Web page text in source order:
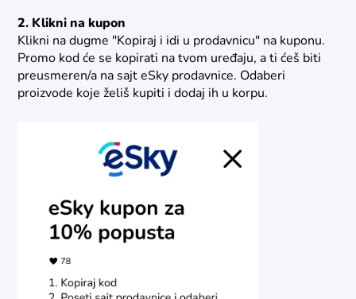
2. Klikni na kupon
Klikni na dugme "Kopiraj i idi u prodavnicu" na kuponu.
Promo kod će se kopirati na tvom uređaju, a ti ćeš biti
preusmeren/a na sajt eSky prodavnice. Odaberi
proizvode koje želiš kupiti i dodaj ih u korpu.